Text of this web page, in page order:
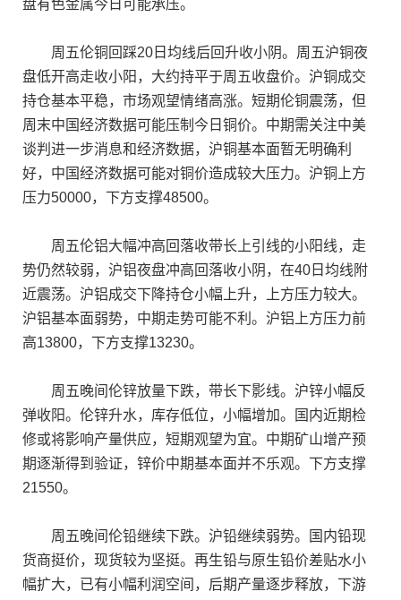
盘有色金属今日可能承压。
周五伦铜回踩20日均线后回升收小阴。周五沪铜夜
盘低开高走收小阳，大约持平于周五收盘价。沪铜成交
持仓基本平稳，市场观望情绪高涨。短期伦铜震荡，但
周末中国经济数据可能压制今日铜价。中期需关注中美
谈判进一步消息和经济数据，沪铜基本面暂无明确利
好，中国经济数据可能对铜价造成较大压力。沪铜上方
压力50000，下方支撑48500。
周五伦铝大幅冲高回落收带长上引线的小阳线，走
势仍然较弱，沪铝夜盘冲高回落收小阴，在40日均线附
近震荡。沪铝成交下降持仓小幅上升，上方压力较大。
沪铝基本面弱势，中期走势可能不利。沪铝上方压力前
高13800，下方支撑13230。
周五晚间伦锌放量下跌，带长下影线。沪锌小幅反
弹收阳。伦锌升水，库存低位，小幅增加。国内近期检
修或将影响产量供应，短期观望为宜。中期矿山增产预
期逐渐得到验证，锌价中期基本面并不乐观。下方支撑
21550。
周五晚间伦铅继续下跌。沪铅继续弱势。国内铅现
货商挺价，现货较为坚挺。再生铅与原生铅价差贴水小
幅扩大，已有小幅利润空间，后期产量逐步释放，下游